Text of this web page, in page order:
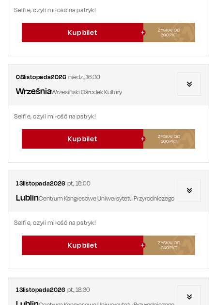
Selfie, czyli miłość na pstryk!
Kup bilet
ZYSKAJ OD
300PKT
08listopada2026 niedz.,16:30
WrześniaWrzesiński Ośrodek Kultury
Selfie, czyli miłość na pstryk!
Kup bilet
ZYSKAJ OD
300PKT
13listopada2026 pt.,16:00
LublinCentrum Kongresowe Uniwersytetu Przyrodniczego
Selfie, czyli miłość na pstryk!
Kup bilet
ZYSKAJ OD
240PKT
13listopada2026 pt.,18:30